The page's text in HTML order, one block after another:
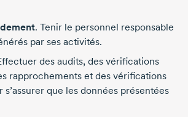
. Tenir le personnel responsable
par ses activités.
des audits, des vérifications
rapprochements et des vérifications
s’assurer que les données présentées